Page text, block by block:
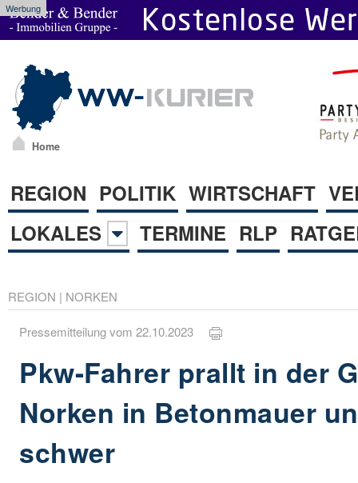
Werbung
Home
REGION POLITIK WIRTSCHAFT
LOKALES
TERMINE RLP
REGION | NORKEN
Pressemitteilung vom 22.10.2023
Pkw-Fahrer prallt in der
Norken in Betonmauer
schwer